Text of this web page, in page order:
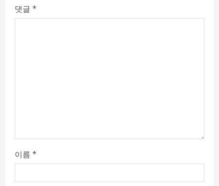
R
g
댓글 *
이름 *